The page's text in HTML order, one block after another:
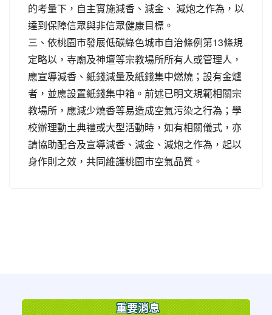
的考量下，自主實施減香、減金、 減炮之作為，以
達到保障信眾與非信眾健康目標。
三、依桃園市發展低碳綠色城市自治條例第13條規
定略以，寺廟及神壇等宗教場所所有人或管理人，
應宣導減香、紙錢減量及紙錢集中燃燒；設有金爐
者，並應設置紙錢集中箱。前述已明文規範相關宗
教場所，應減少燒香等易造成空氣污染之行為；學
校辦理動土典禮或大型活動時，如有相關儀式，亦
請協助配合及宣導減香、減金、減炮之作為，起以
身作則之效，共同維護桃園市空氣品質。
重要消息